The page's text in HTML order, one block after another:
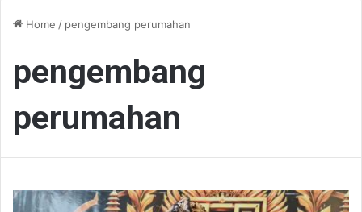
Home / pengembang perumahan
pengembang
perumahan